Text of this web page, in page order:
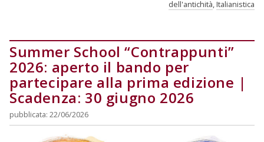
dell'antichità Italianistica
Summer School “Contrappunti”
2026: aperto il bando per
partecipare alla prima edizione |
Scadenza: 30 giugno 2026
pubblicata: 22/06/2026